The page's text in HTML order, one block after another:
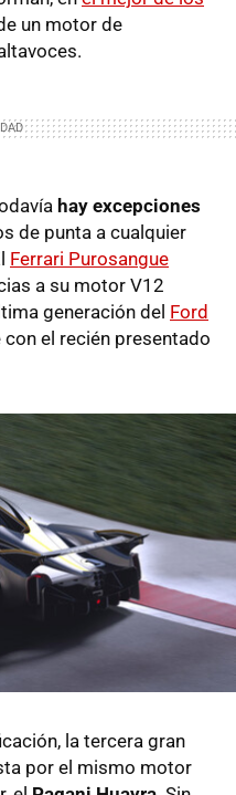
un motor de
hay excepciones
de punta a cualquier
Ferrari Purosangue
a su motor V12
generación del Ford
el recién presentado
la tercera gran
por el mismo motor